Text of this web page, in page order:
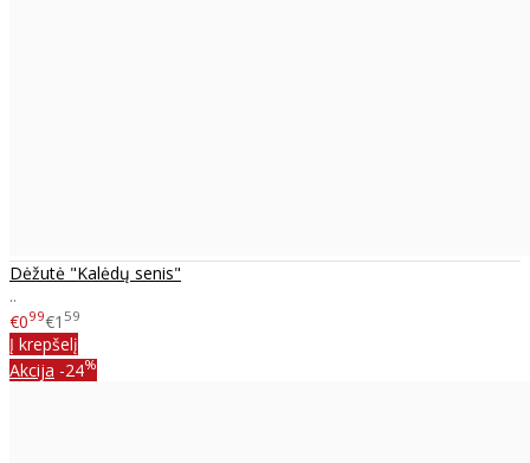
Dėžutė "Kalėdų senis"
..
€099€1 59
Į krepšelį
Akcija -24%